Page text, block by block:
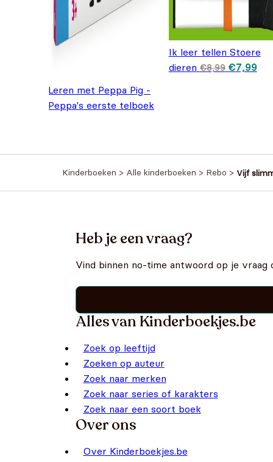
Leren met Peppa Pig -
Peppa's eerste telboek
Ik leer tellen Stoere
dieren €8,99 €7,99
Kinderboeken > Alle kinderboeken > Rebo > Vijf
Heb je een vraag?
Vind binnen no-time antwoord op je vraag
Alles van Kinderboekjes.be
Zoek op leeftijd
Zoeken op auteur
Zoek naar merken
Zoek naar series of karakters
Zoek naar een soort boek
Over ons
Over Kinderboekjes.be